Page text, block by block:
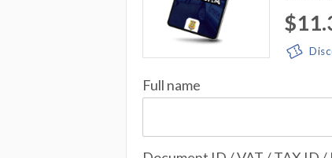
Full name